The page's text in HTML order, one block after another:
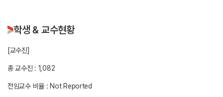
학생 & 교수현황
[교수진]
총 교수진 : 1,082
전임교수 비율 : Not Reported